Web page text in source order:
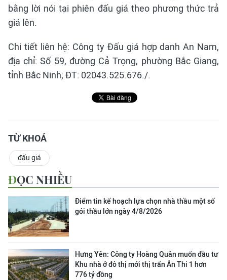
bằng lời nói tại phiên đấu giá theo phương thức trả
giá lên.
Chi tiết liên hệ: Công ty Đấu giá hợp danh An Nam,
địa chỉ: Số 59, đường Cả Trọng, phường Bắc Giang,
tỉnh Bắc Ninh; ĐT: 02043.525.676./.
TỪ KHOÁ
đấu giá
ĐỌC NHIỀU
Điểm tin kế hoạch lựa chọn nhà thầu một số
gói thầu lớn ngày 4/8/2026
Hưng Yên: Công ty Hoàng Quân muốn đầu tư
Khu nhà ở đô thị mới thị trấn Ân Thi 1 hơn
776 tỷ đồng